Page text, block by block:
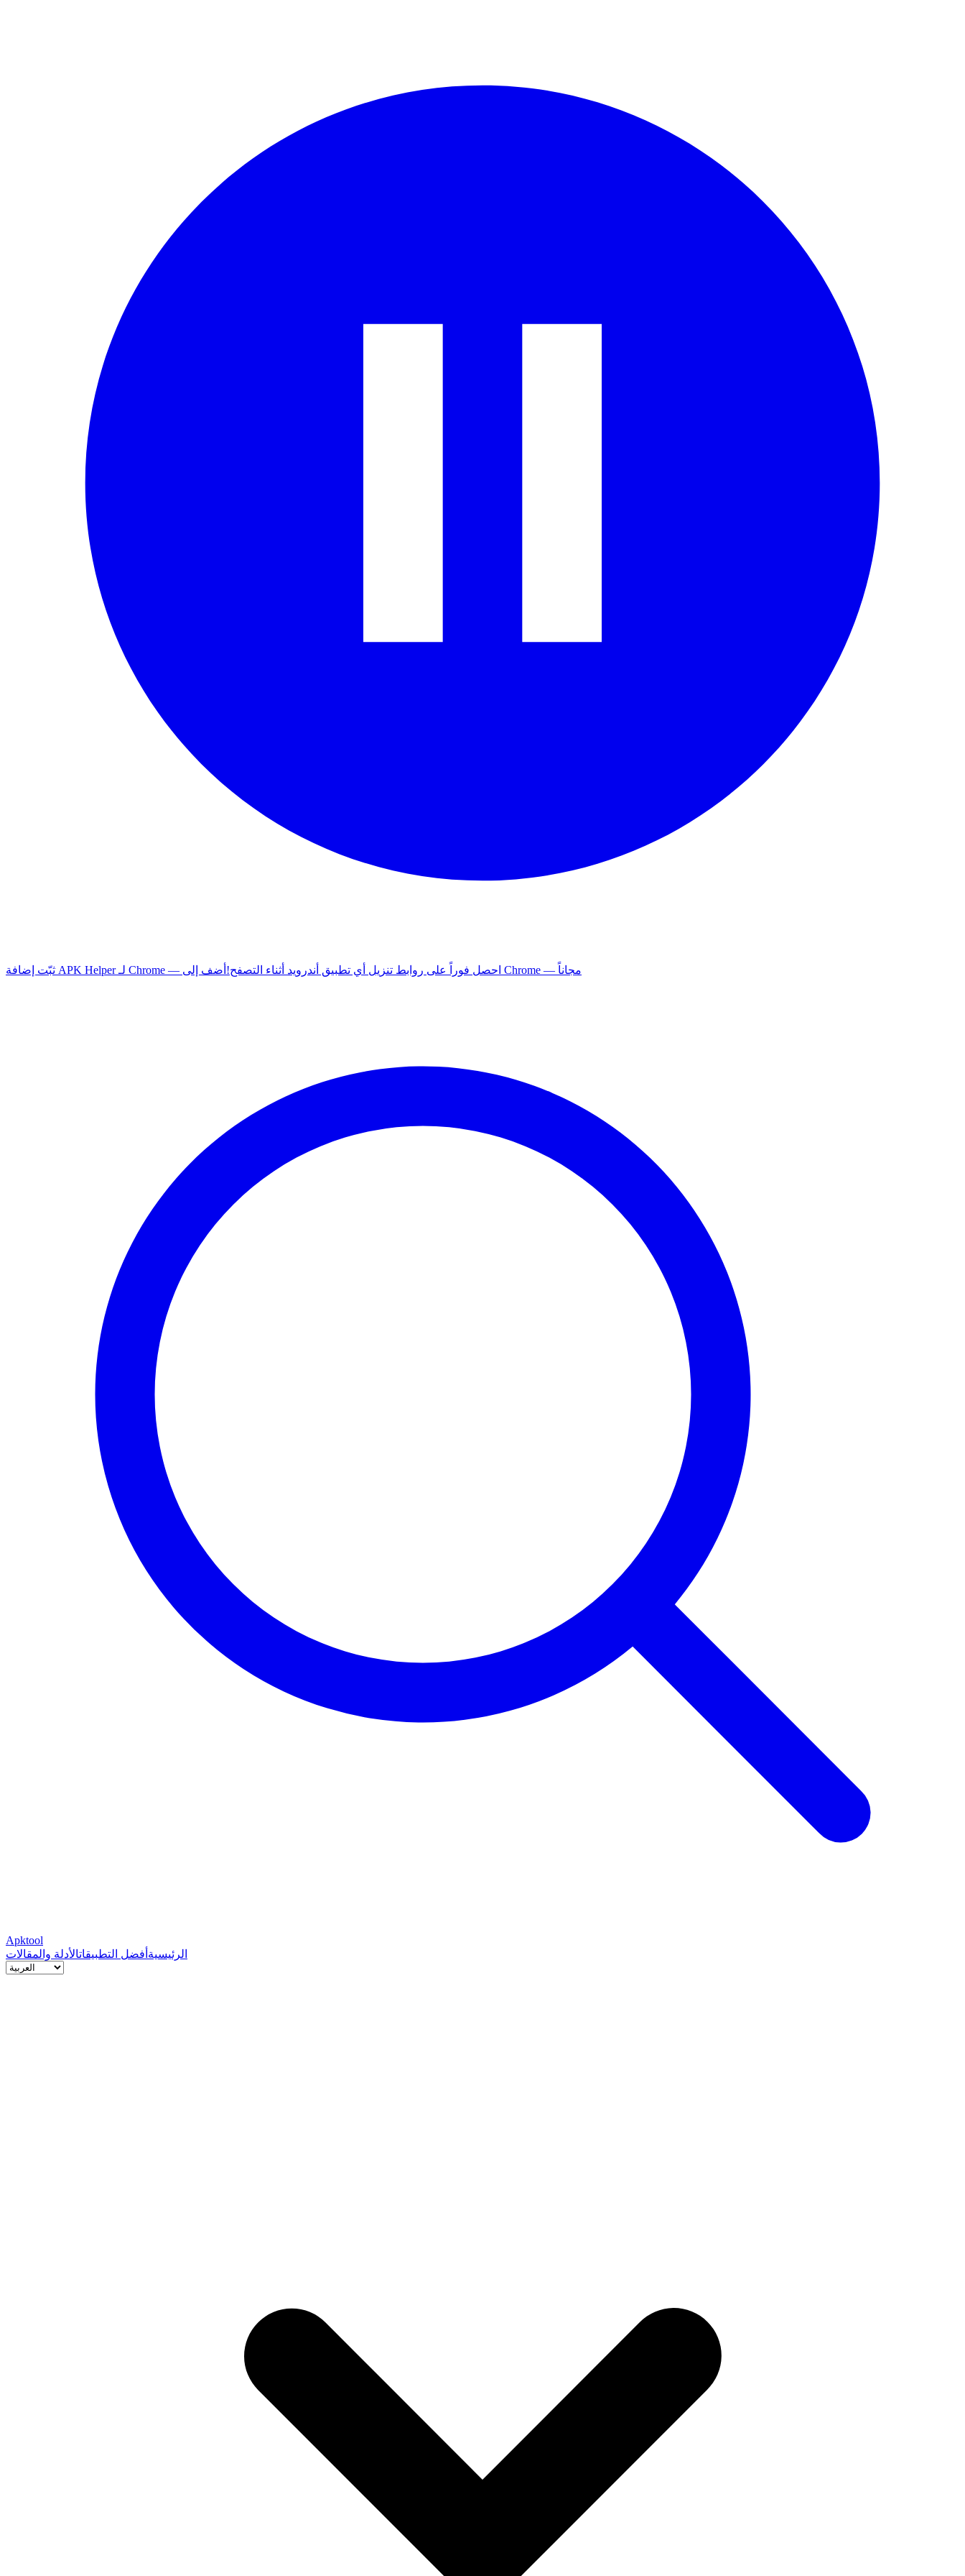
ثبّت إضافة APK Helper لـ Chrome — احصل فوراً على روابط تنزيل أي تطبيق أندرويد أثناء التصفح! أضف إلى Chrome — مجاناً
Apktool
الرئيسية أفضل التطبيقاتالأدلة والمقالات